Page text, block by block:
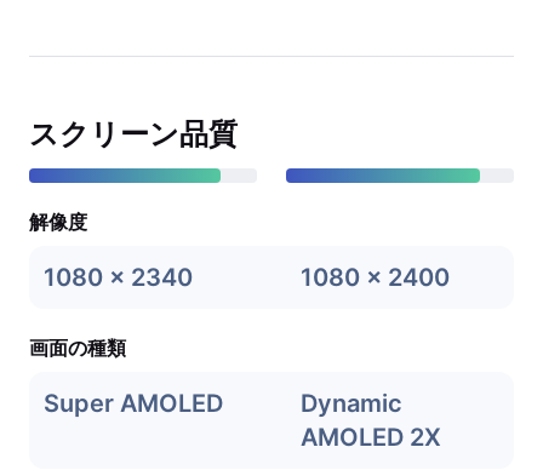
スクリーン品質
解像度
1080 x 2340 1080 x 2400
画面の種類
Super AMOLED
Dynamic
AMOLED 2X